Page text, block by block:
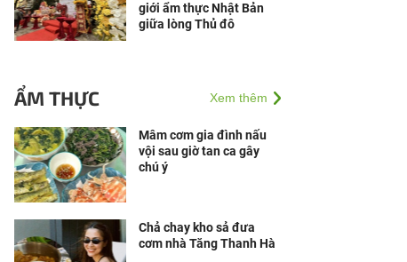
giới ẩm thực Nhật Bản
giữa lòng Thủ đô
ẨM THỰC Xem thêm
Mâm cơm gia đình nấu
vội sau giờ tan ca gây
chú ý
Chả chay kho sả đưa
cơm nhà Tăng Thanh Hà